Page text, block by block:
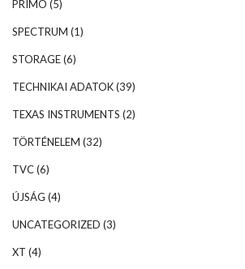
PRIMO (5)
SPECTRUM (1)
STORAGE(6)
TECHNIKAI ADATOK(39)
TEXAS INSTRUMENTS (2)
TÖRTÉNELEM (32)
TVC(6)
ÚJSÁG (4)
UNCATEGORIZED (3)
XT (4)